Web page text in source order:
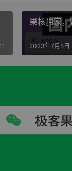
果核独家，
2023年7月5日